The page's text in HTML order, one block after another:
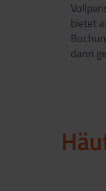
bietet
dann